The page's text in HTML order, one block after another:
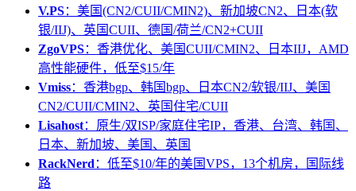
V.PS：美国(CN2/CUII/CMIN2)、新加坡CN2、日本(软
银/IIJ)、英国CUII、德国/荷兰/CN2+CUII
ZgoVPS：香港优化、美国CUII/CMIN2、日本IIJ，AMD
高性能硬件，低至$15/年
Vmiss：香港bgp、韩国bgp、日本CN2/软银/IIJ、美国
CN2/CUII/CMIN2、英国住宅/CUII
Lisahost：原生/双ISP/家庭住宅IP，香港、台湾、韩国、
日本、新加坡、美国、英国
RackNerd ：低至$10/年的美国VPS，13个机房，国际线
路